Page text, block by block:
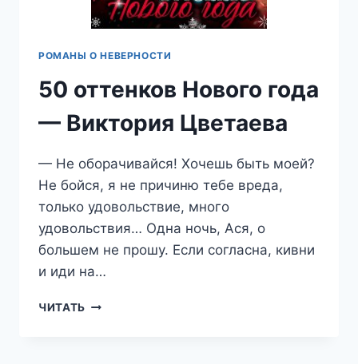
РОМАНЫ О НЕВЕРНОСТИ
50 оттенков Нового года
— Виктория Цветаева
— Не оборачивайся! Хочешь быть моей?
Не бойся, я не причиню тебе вреда,
только удовольствие, много
удовольствия… Одна ночь, Ася, о
большем не прошу. Если согласна, кивни
и иди на…
ЧИТАТЬ 50